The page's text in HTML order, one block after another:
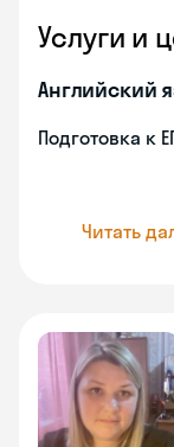
Услуги и
Английский
Подготовка к
Читать